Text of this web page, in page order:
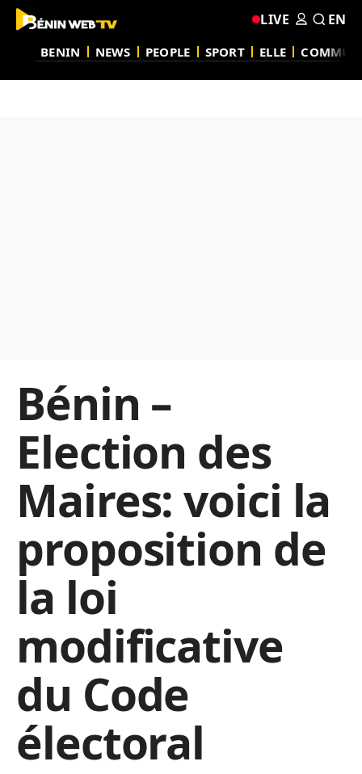
BENIN NEWS PEOPLE SPORT ELLE
LIVE EN
Bénin –
Election des
Maires: voici la
proposition de
la loi
modificative
du Code
électoral